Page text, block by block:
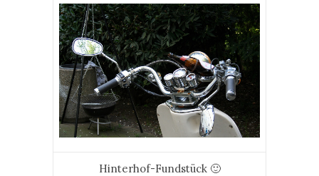
Hinterhof-Fundstück 🙂